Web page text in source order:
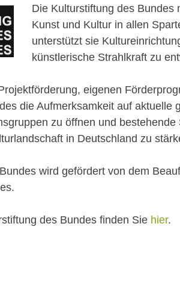
Die Kulturstiftung des Bundes
Kunst und Kultur in allen
unterstützt sie
künstlerische Strahlkraft zu
eigenen
die Aufmerksamkeit auf
zu öffnen und
in Deutschland zu
wird gefördert von dem
des Bundes finden Sie hier.